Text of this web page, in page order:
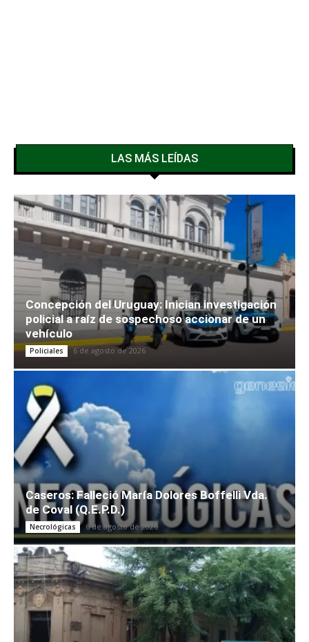
LAS MÁS LEÍDAS
Concepción del Uruguay: Inician investigación
policial a raíz de sospechoso accionar de un
vehículo
Policiales 6 de agosto de 2026
Caseros: Falleció María Dolores Boffelli Vda.
de Coval (Q.E.P.D.)
Necrológicas 6 de agosto de 2026